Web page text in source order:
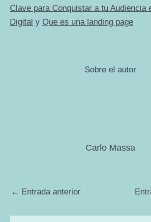
Clave para Conquistar a tu Audiencia
Digital y Que es una landing page
Sobre el autor
Carlo Massa
← Entrada anterior